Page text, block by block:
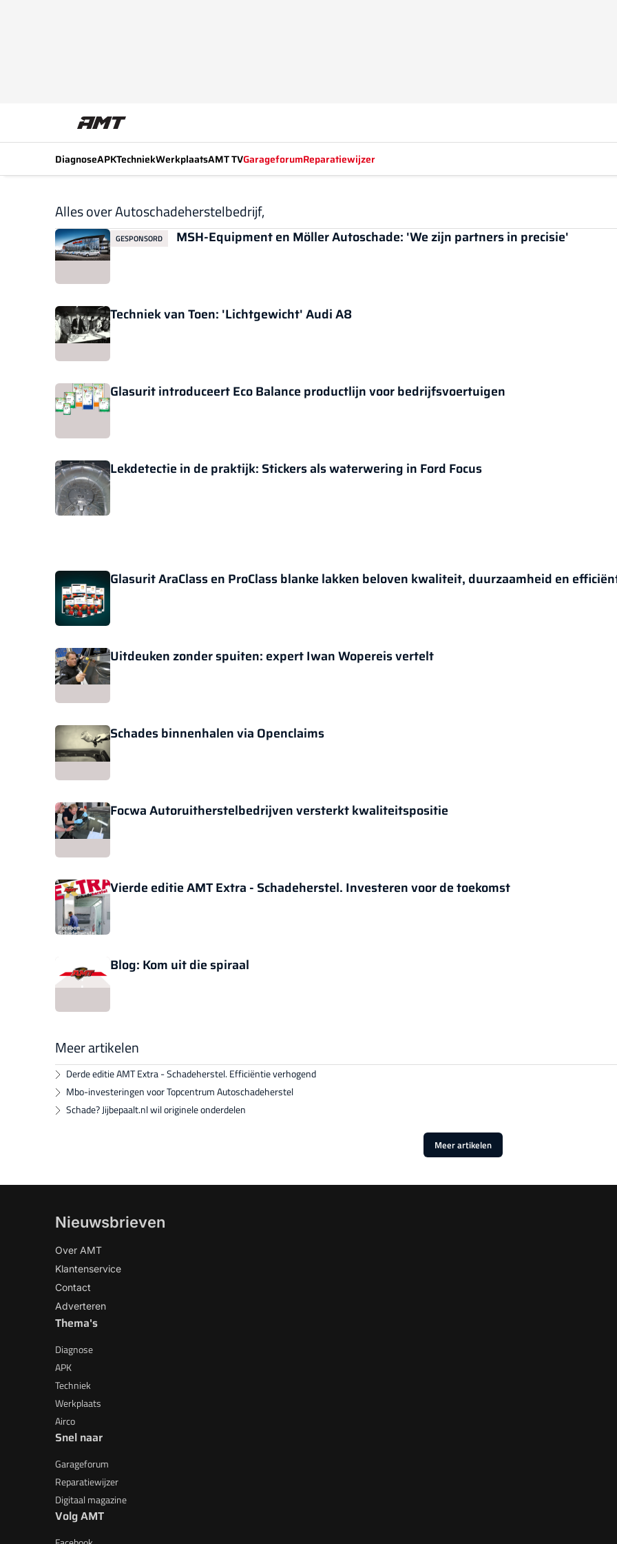
DiagnoseAPKTechniekWerkplaatsAMT TVGarageforumReparatiewijzer
Alles over Autoschadeherstelbedrijf,
GESPONSORD MSH-Equipment en Möller Autoschade: 'We zijn partners in precisie'
Techniek van Toen: 'Lichtgewicht' Audi A8
Glasurit introduceert Eco Balance productlijn voor bedrijfsvoertuigen
Lekdetectie in de praktijk: Stickers als waterwering in Ford Focus
Glasurit AraClass en ProClass blanke lakken beloven kwaliteit, duurzaamheid en
Uitdeuken zonder spuiten: expert Iwan Wopereis vertelt
Schades binnenhalen via Openclaims
Focwa Autoruitherstelbedrijven versterkt kwaliteitspositie
Vierde editie AMT Extra - Schadeherstel. Investeren voor de toekomst
Blog: Kom uit die spiraal
Meer artikelen
Derde editie AMT Extra - Schadeherstel. Efficiëntie verhogend
Mbo-investeringen voor Topcentrum Autoschadeherstel
Schade? Jijbepaalt.nl wil originele onderdelen
Meer artikelen
Nieuwsbrieven
Over AMT
Klantenservice
Contact
Adverteren
Thema's
Diagnose
APK
Techniek
Werkplaats
Airco
Snel naar
Garageforum
Reparatiewijzer
Digitaal magazine
Volg AMT